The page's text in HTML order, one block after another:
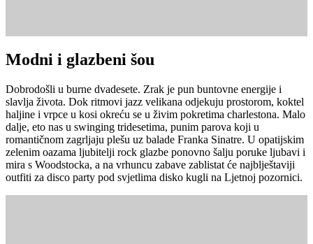
Modni i glazbeni šou
Dobrodošli u burne dvadesete. Zrak je pun buntovne energije i
slavlja života. Dok ritmovi jazz velikana odjekuju prostorom, koktel
haljine i vrpce u kosi okreću se u živim pokretima charlestona. Malo
dalje, eto nas u swinging tridesetima, punim parova koji u
romantičnom zagrljaju plešu uz balade Franka Sinatre. U opatijskim
zelenim oazama ljubitelji rock glazbe ponovno šalju poruke ljubavi i
mira s Woodstocka, a na vrhuncu zabave zablistat će najblještaviji
outfiti za disco party pod svjetlima disko kugli na Ljetnoj pozornici.